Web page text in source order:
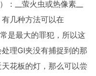
：__萤火虫或热像素__
几种方法可以在
是最大的罪犯，所以这
理GI夹没有捕捉到的那
花板的灯，那么可以尝